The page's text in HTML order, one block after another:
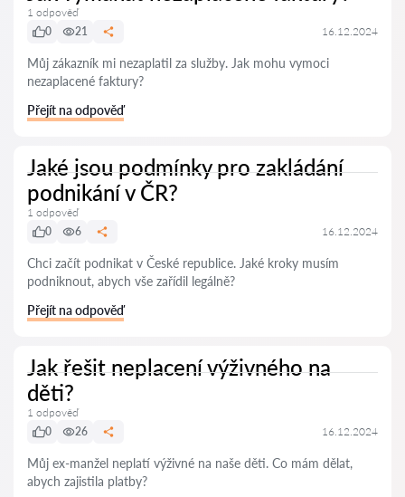
1 odpověď
0
21 16.12.2024
Můj zákazník mi nezaplatil za služby. Jak mohu vymoci
nezaplacené faktury?
Přejít na odpověď
Jaké jsou podmínky pro zakládání
podnikání v ČR?
1 odpověď
0
6 16.12.2024
Chci začít podnikat v České republice. Jaké kroky musím
podniknout, abych vše zařídil legálně?
Přejít na odpověď
Jak řešit neplacení výživného na
děti?
1 odpověď
0
26 16.12.2024
Můj ex-manžel neplatí výživné na naše děti. Co mám dělat,
abych zajistila platby?